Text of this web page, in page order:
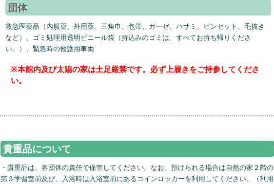
団体
救急医薬品（内服薬、外用薬、三角巾、包帯、ガーゼ、ハサミ、ピンセット、毛抜き
など）、ゴミ処理用透明ビニール袋（持込みのゴミは、すべてお持ち帰りくださ
い。）、緊急時の救護用車両
※本館内及び太陽の家は土足厳禁です。必ず上履きをご持参してくださ
い。
貴重品について
・貴重品は、各団体の責任で保管してください。なお、預けられる場合は自然の家２階の
第３学習室前及び、入浴時は入浴室前にあるコインロッカーを利用してください。（利用